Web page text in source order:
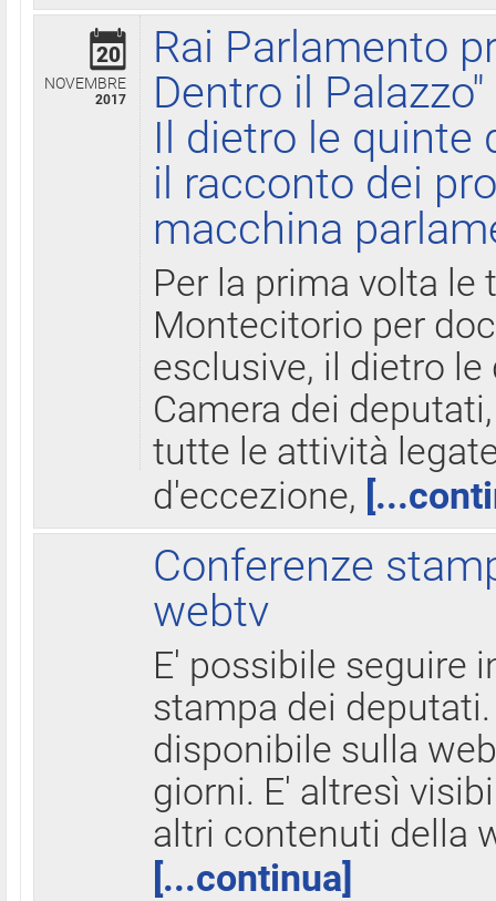
20
NOVEMBRE
2017
Rai Parlamento
Dentro il Palazzo"
Il dietro le quinte
il racconto dei
macchina
Per la prima volta le
Montecitorio per
esclusive, il dietro
Camera dei
tutte le attività
d'eccezione,
Conferenze
webtv
E' possibile seguire
stampa dei
disponibile sulla
giorni. E' altresì
altri contenuti della
[...continua]